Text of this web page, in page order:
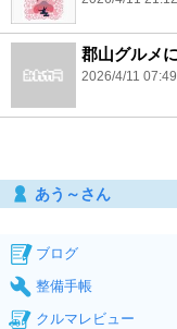
郡山グルメ
2026/4/11 07:49
あう～さん
ブログ
整備手帳
クルマレビュー